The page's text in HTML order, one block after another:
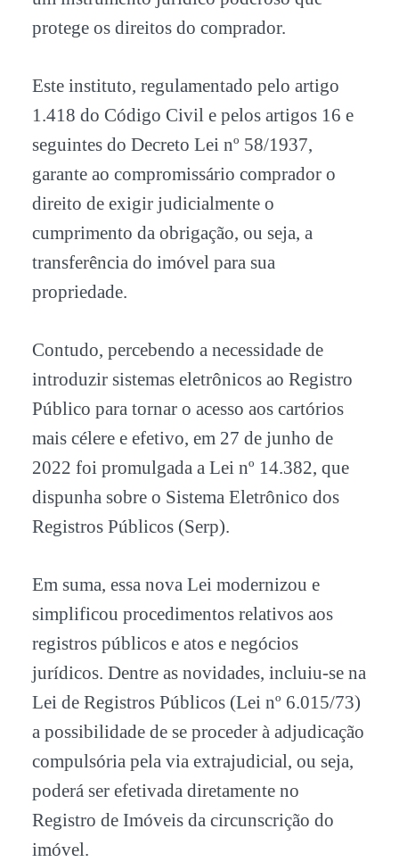
protege os direitos do comprador.
Este instituto, regulamentado pelo artigo
1.418 do Código Civil e pelos artigos 16 e
seguintes do Decreto Lei nº 58/1937,
garante ao compromissário comprador o
direito de exigir judicialmente o
cumprimento da obrigação, ou seja, a
transferência do imóvel para sua
propriedade.
Contudo, percebendo a necessidade de
introduzir sistemas eletrônicos ao Registro
Público para tornar o acesso aos cartórios
mais célere e efetivo, em 27 de junho de
2022 foi promulgada a Lei nº 14.382, que
dispunha sobre o Sistema Eletrônico dos
Registros Públicos (Serp).
Em suma, essa nova Lei modernizou e
simplificou procedimentos relativos aos
registros públicos e atos e negócios
jurídicos. Dentre as novidades, incluiu-se na
Lei de Registros Públicos (Lei nº 6.015/73)
a possibilidade de se proceder à adjudicação
compulsória pela via extrajudicial, ou seja,
poderá ser efetivada diretamente no
Registro de Imóveis da circunscrição do
imóvel.